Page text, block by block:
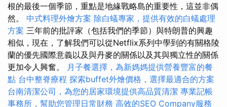
根的最後一個季節，重點是地緣戰略島的重要性，這並非偶
然。 中式料理外燴方案 除白蟻專家，提供有效的白蟻處理
方案 三年前的批評家（包括我們的季節）與特朗普的興趣
相似，現在，了解我們可以從Netflix系列中學到的有關格陵
蘭的優先國際意義以及與丹麥的關係以及其與獨立性的關係
更加令人興奮。
月子餐選擇，為新媽媽提供營養豐富的餐
點 台中整脊療程 探索buffet外燴價格，選擇最適合的方案
台南清潔公司，為您的居家環境提供高品質清潔 專業記帳
事務所，幫助您管理日常財務 高效的SEO Company服務